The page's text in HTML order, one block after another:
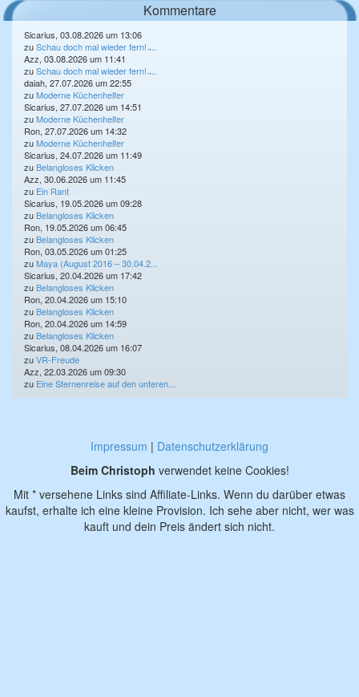
Kommentare
Sicarius, 03.08.2026 um 13:06
zuSchau doch mal wieder fern! ̵...
Azz, 03.08.2026 um 11:41
zuSchau doch mal wieder fern! ̵...
daiah, 27.07.2026 um 22:55
zuModerne Küchenhelfer
Sicarius, 27.07.2026 um 14:51
zuModerne Küchenhelfer
Ron, 27.07.2026 um 14:32
zuModerne Küchenhelfer
Sicarius, 24.07.2026 um 11:49
zu Belangloses Klicken
Azz, 30.06.2026 um 11:45
zu Ein Rant
Sicarius, 19.05.2026 um 09:28
zu Belangloses Klicken
Ron, 19.05.2026 um 06:45
zu Belangloses Klicken
Ron, 03.05.2026 um 01:25
zuMaya (August 2016 – 30.04.2...
Sicarius, 20.04.2026 um 17:42
zu Belangloses Klicken
Ron, 20.04.2026 um 15:10
zu Belangloses Klicken
Ron, 20.04.2026 um 14:59
zu Belangloses Klicken
Sicarius, 08.04.2026 um 16:07
zuVR-Freude
Azz, 22.03.2026 um 09:30
zu Eine Sternenreise auf den unteren...
Impressum | Datenschutzerklärung
Beim Christoph verwendet keine Cookies!
Mit * versehene Links sind Affiliate-Links. Wenn du darüber etwas
kaufst, erhalte ich eine kleine Provision. Ich sehe aber nicht, wer was
kauft und dein Preis ändert sich nicht.